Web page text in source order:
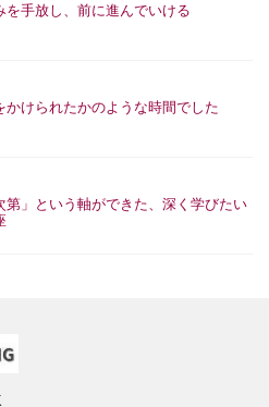
を手放し、前に進んでいける
かけられたかのような時間でした
第」という軸ができた、深く学びたい